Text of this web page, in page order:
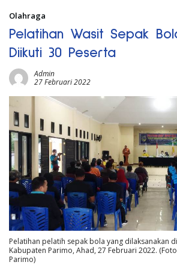
Olahraga
Pelatihan Wasit Sepak
Diikuti 30 Peserta
Admin
27 Februari 2022
Pelatihan pelatih sepak bola yang dilaksanakan
Kabupaten Parimo, Ahad, 27 Februari 2022.
Parimo)